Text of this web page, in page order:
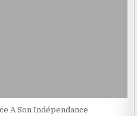
A Son Indépendance